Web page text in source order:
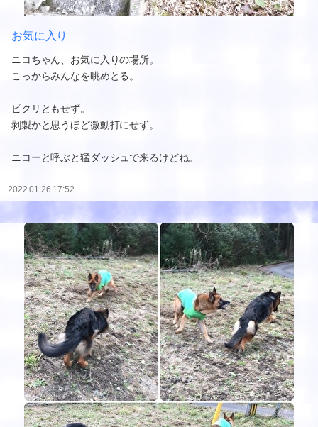
お気に入り
ニコちゃん、お気に入りの場所。
こっからみんなを眺めとる。
ピクリともせず。
剥製かと思うほど微動打にせず。
ニコーと呼ぶと猛ダッシュで来るけどね。
2022.01.26 17:52